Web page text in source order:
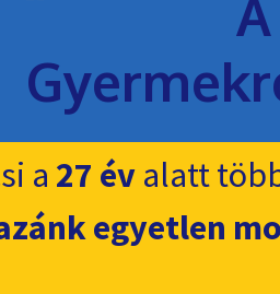
a 27 évalatt
egyetlen